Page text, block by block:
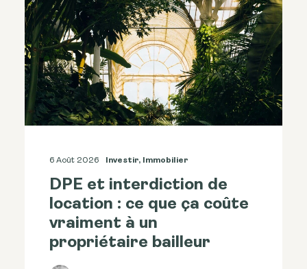
6 Août 2026 Investir, Immobilier
DPE et interdiction de
location : ce que ça coûte
vraiment à un
propriétaire bailleur